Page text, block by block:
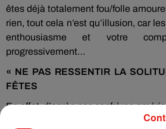
êtes déjà totalement fou/folle
rien, tout cela n’est qu’illusion, car
enthousiasme et votre
progressivement…
« NE PAS RESSENTIR LA
FÊTES
En effet, d’après nos confrères
rencontrer une personne au moment